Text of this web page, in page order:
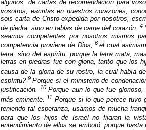
algunos, de cartas de recomendación para
vosotros, escritas en nuestros corazones,
sois carta de Cristo expedida por nosotros,
de piedra, sino en tablas de carne del corazón.
4
seamos competentes por nosotros mismos
competencia proviene de Dios,
6 el cual
letra, sino del espíritu; porque la letra mata,
letras en piedras fue con gloria, tanto que los
causa de la gloria de su rostro, la cual había
espíritu?9 Porque si el ministerio de
justificación.
10 Porque aun lo que fue
más eminente.
11 Porque si lo que perece tuvo
teniendo tal esperanza, usamos de mucha
para que los hijos de Israel no fijaran la
entendimiento de ellos se embotó; porque